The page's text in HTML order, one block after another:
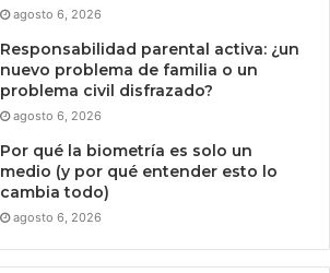
agosto 6, 2026
Responsabilidad parental activa: ¿un
nuevo problema de familia o un
problema civil disfrazado?
agosto 6, 2026
Por qué la biometría es solo un
medio (y por qué entender esto lo
cambia todo)
agosto 6, 2026